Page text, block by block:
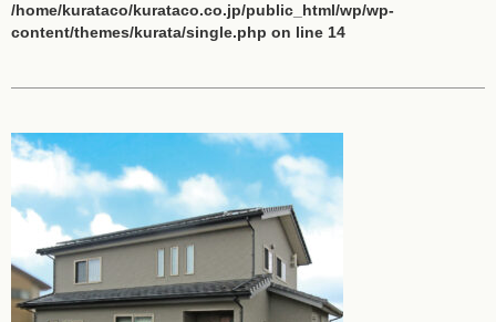
/home/kurataco/kurataco.co.jp/public_html/wp/wp-
content/themes/kurata/single.php on line 14